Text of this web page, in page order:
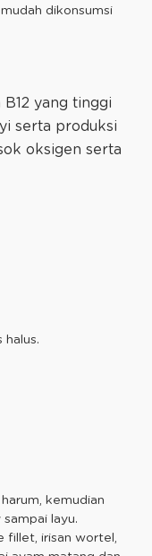
dikonsumsi
yang tinggi
serta produksi
oksigen serta
halus.
kemudian
layu.
fillet, irisan wortel,